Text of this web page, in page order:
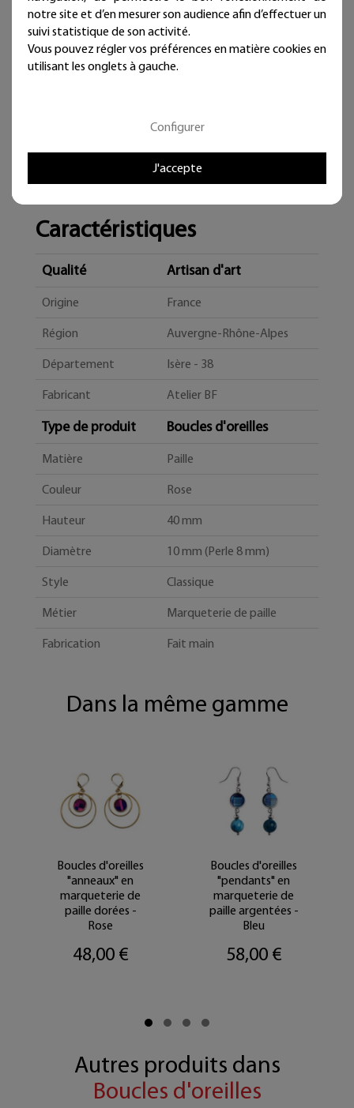
Caractéristiques
Qualité Artisan d'art
Origine France
Région Auvergne-Rhône-Alpes
Département Isère - 38
Fabricant Atelier BF
Type de produit Boucles d'oreilles
Matière Paille
Couleur Rose
Hauteur 40 mm
Diamètre 10 mm (Perle 8 mm)
Style Classique
Métier Marqueterie de paille
Fabrication Fait main
Dans la même gamme
Boucles d'oreilles
"anneaux" en
marqueterie de
paille dorées -
Rose
48,00 €
Boucles d'oreilles
"pendants" en
marqueterie de
paille argentées -
Bleu
58,00 €
Autres produits dans
Boucles d'oreilles
notre site et d’en mesurer son audience afin d’effectuer un
suivi statistique de son activité.
Vous pouvez régler vos préférences en matière cookies en
utilisant les onglets à gauche.
Configurer
J'accepte